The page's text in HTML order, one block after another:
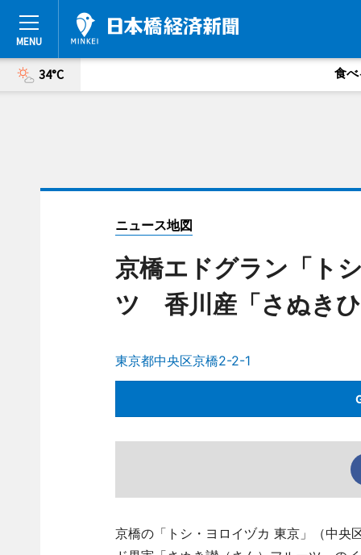
34°C 食べ
ニュース地図
京橋エドグラン「ト
ツ 香川産「さぬき
東京都中央区京橋2-2-1
京橋の「トシ・ヨロイヅカ 東京」（中